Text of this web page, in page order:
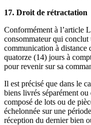
17. Droit de rétractation
Conformément à l’article
consommateur qui conclut
communication à distance
quatorze (14) jours à
pour revenir sur sa
Il est précisé que dans le
biens livrés séparément ou
composé de lots ou de
échelonnée sur une
réception du dernier bien